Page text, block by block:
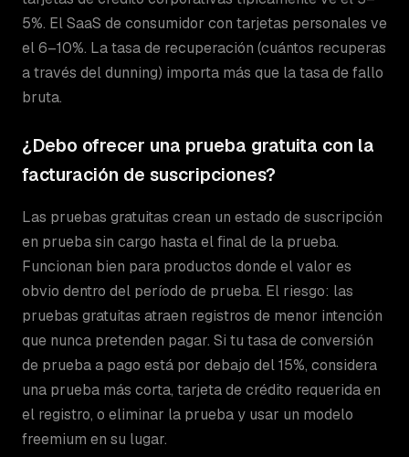
5%. El SaaS de consumidor con tarjetas personales ve
el 6–10%. La tasa de recuperación (cuántos recuperas
a través del dunning) importa más que la tasa de fallo
bruta.
¿Debo ofrecer una prueba gratuita con la
facturación de suscripciones?
Las pruebas gratuitas crean un estado de suscripción
en prueba sin cargo hasta el final de la prueba.
Funcionan bien para productos donde el valor es
obvio dentro del período de prueba. El riesgo: las
pruebas gratuitas atraen registros de menor intención
que nunca pretenden pagar. Si tu tasa de conversión
de prueba a pago está por debajo del 15%, considera
una prueba más corta, tarjeta de crédito requerida en
el registro, o eliminar la prueba y usar un modelo
freemium en su lugar.